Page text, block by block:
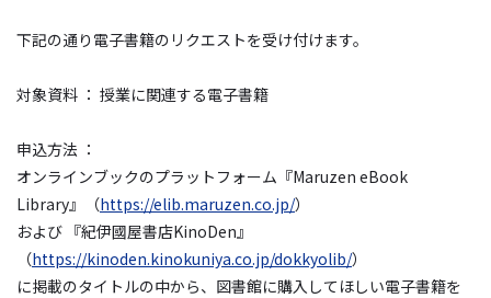
下記の通り電子書籍のリクエストを受け付けます。
対象資料 ： 授業に関連する電子書籍
申込方法 ：
オンラインブックのプラットフォーム『Maruzen eBook
Library』（https://elib.maruzen.co.jp/）
および 『紀伊國屋書店KinoDen』
（https://kinoden.kinokuniya.co.jp/dokkyolib/）
に掲載のタイトルの中から、図書館に購入してほしい電子書籍を